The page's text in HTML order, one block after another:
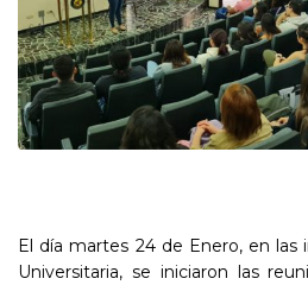
El día martes 24 de Enero, en las
Universitaria, se iniciaron las